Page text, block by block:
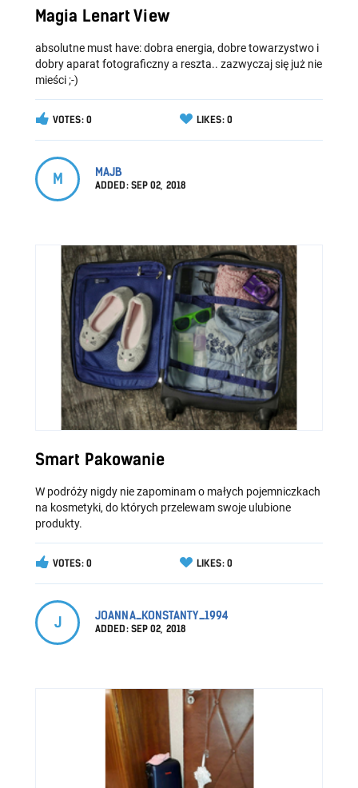
Magia Lenart View
absolutne must have: dobra energia, dobre towarzystwo i
dobry aparat fotograficzny a reszta.. zazwyczaj się już nie
mieści ;-)
VOTES: 0 LIKES: 0
M MAJB
ADDED:SEP 02, 2018
Smart Pakowanie
W podróży nigdy nie zapominam o małych pojemniczkach
na kosmetyki, do których przelewam swoje ulubione
produkty.
VOTES: 0 LIKES: 0
J JOANNA_KONSTANTY_1994
ADDED:SEP 02, 2018